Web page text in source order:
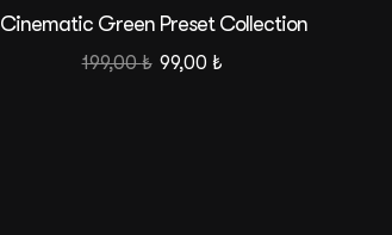
Cinematic Green Preset Collection
199,00₺ 99,00 ₺